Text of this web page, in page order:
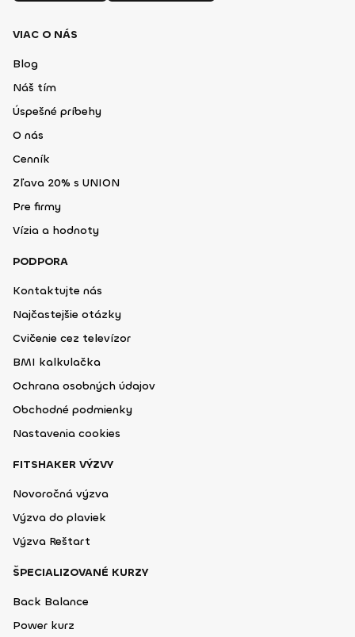
VIAC O NÁS
Blog
Náš tím
Úspešné príbehy
O nás
Cenník
Zľava 20% s UNION
Pre firmy
Vízia a hodnoty
PODPORA
Kontaktujte nás
Najčastejšie otázky
Cvičenie cez televízor
BMI kalkulačka
Ochrana osobných údajov
Obchodné podmienky
Nastavenia cookies
FITSHAKER VÝZVY
Novoročná výzva
Výzva do plaviek
Výzva Reštart
ŠPECIALIZOVANÉ KURZY
Back Balance
Power kurz